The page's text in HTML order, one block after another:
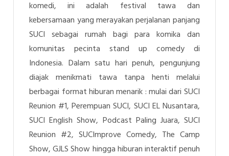
komedi, ini adalah festival tawa dan
kebersamaan yang merayakan perjalanan panjang
SUCI sebagai rumah bagi para komika dan
komunitas pecinta stand up comedy di
Indonesia. Dalam satu hari penuh, pengunjung
diajak menikmati tawa tanpa henti melalui
berbagai format hiburan menarik : mulai dari SUCI
Reunion #1, Perempuan SUCI, SUCI EL Nusantara,
SUCI English Show, Podcast Paling Juara, SUCI
Reunion #2, SUCImprove Comedy, The Camp
Show, GJLS Show hingga hiburan interaktif penuh